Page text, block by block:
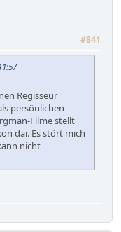
#841
Regisseur
persönlichen
Filme stellt
dar. Es stört mich
nicht